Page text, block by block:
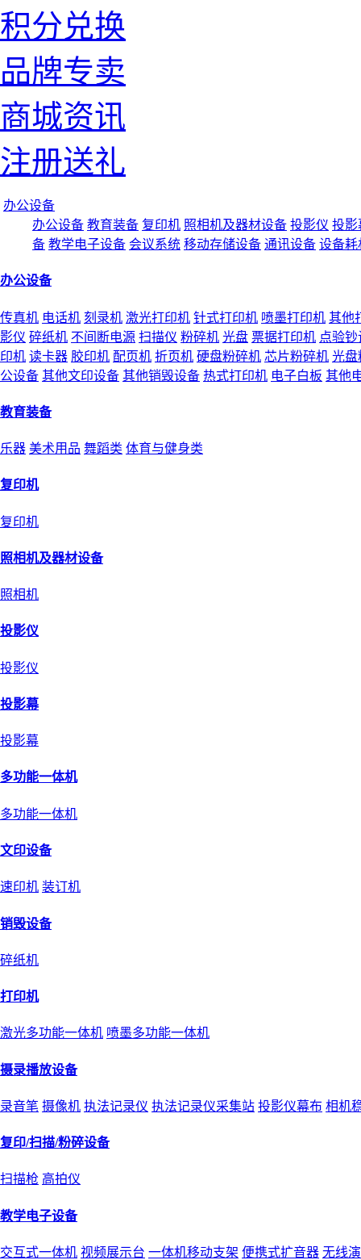
积分兑换
品牌专卖
商城资讯
注册送礼
办公设备
办公设备 教育装备 复印机 照相机及器材设备 投影仪 投影
备 教学电子设备 会议系统 移动存储设备 通讯设备 设备耗
办公设备
传真机 电话机 刻录机 激光打印机 针式打印机 喷墨打印机 其他
影仪 碎纸机 不间断电源 扫描仪 粉碎机 光盘 票据打印机 点验钞
印机 读卡器 胶印机 配页机 折页机 硬盘粉碎机 芯片粉碎机 光盘
公设备 其他文印设备 其他销毁设备 热式打印机 电子白板 其他
教育装备
乐器 美术用品 舞蹈类 体育与健身类
复印机
复印机
照相机及器材设备
照相机
投影仪
投影仪
投影幕
投影幕
多功能一体机
多功能一体机
文印设备
速印机 装订机
销毁设备
碎纸机
打印机
激光多功能一体机 喷墨多功能一体机
摄录播放设备
录音笔 摄像机 执法记录仪 执法记录仪采集站 投影仪幕布 相机
复印/扫描/粉碎设备
扫描枪 高拍仪
教学电子设备
交互式一体机 视频展示台 一体机移动支架 便携式扩音器 无线